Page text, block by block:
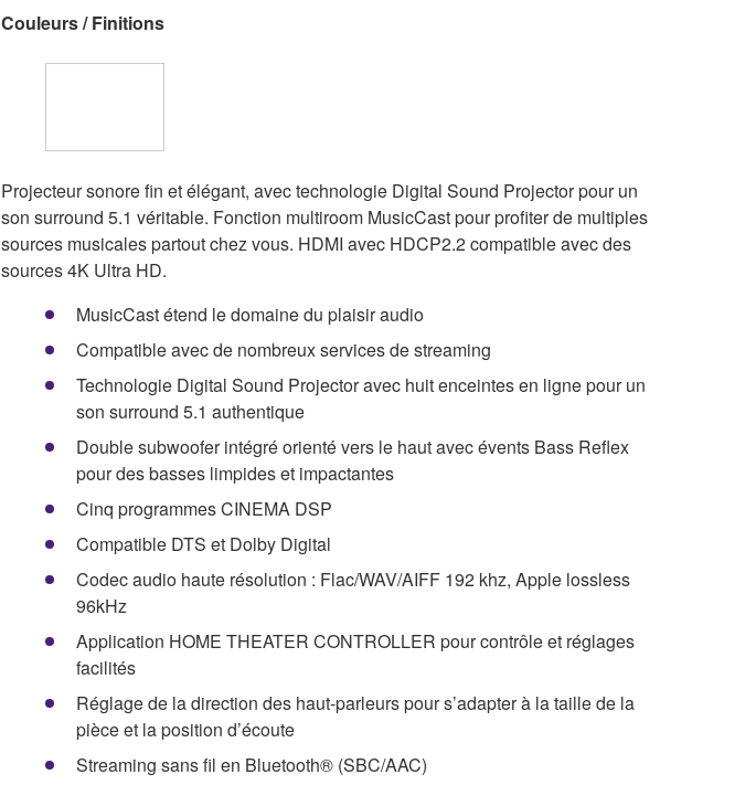
Couleurs / Finitions
Projecteur sonore fin et élégant, avec technologie Digital Sound Projector pour un
son surround 5.1 véritable. Fonction multiroom MusicCast pour profiter de multiples
sources musicales partout chez vous. HDMI avec HDCP2.2 compatible avec des
sources 4K Ultra HD.
MusicCast étend le domaine du plaisir audio
Compatible avec de nombreux services de streaming
Technologie Digital Sound Projector avec huit enceintes en ligne pour un
son surround 5.1 authentique
Double subwoofer intégré orienté vers le haut avec évents Bass Reflex
pour des basses limpides et impactantes
Cinq programmes CINEMA DSP
Compatible DTS et Dolby Digital
Codec audio haute résolution : Flac/WAV/AIFF 192 khz, Apple lossless
96kHz
Application HOME THEATER CONTROLLER pour contrôle et réglages
facilités
Réglage de la direction des haut-parleurs pour s’adapter à la taille de la
pièce et la position d’écoute
Streaming sans fil en Bluetooth® (SBC/AAC)